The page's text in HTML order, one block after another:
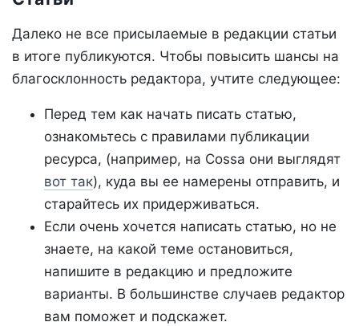
Далеко не все присылаемые в редакции статьи
в итоге публикуются. Чтобы повысить шансы на
благосклонность редактора, учтите следующее:
Перед тем как начать писать статью,
ознакомьтесь с правилами публикации
ресурса, (например, на Cossa они выглядят
вот так), куда вы ее намерены отправить, и
старайтесь их придерживаться.
Если очень хочется написать статью, но не
знаете, на какой теме остановиться,
напишите в редакцию и предложите
варианты. В большинстве случаев редактор
вам поможет и подскажет.